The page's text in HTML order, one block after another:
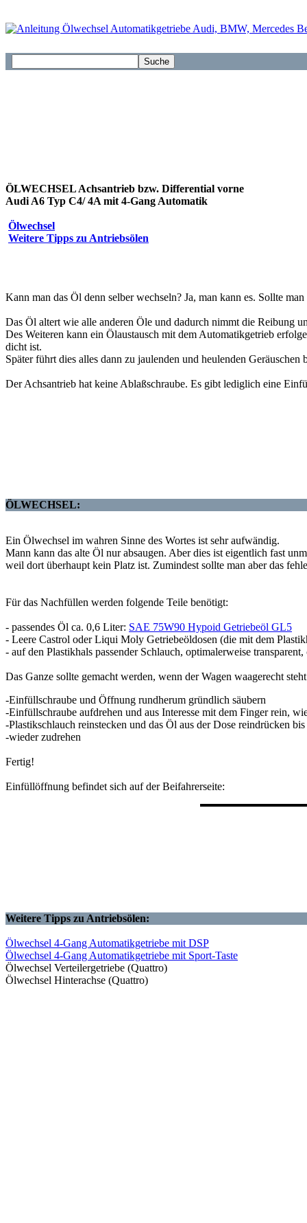
ÖLWECHSEL Achsantrieb bzw. Differential vorne
Audi A6 Typ C4/ 4A mit 4-Gang Automatik
Ölwechsel
Weitere Tipps zu Antriebsölen
Kann man das Öl denn selber wechseln? Ja, man kann es. Sollte man
Das Öl altert wie alle anderen Öle und dadurch nimmt die Reibung
Des Weiteren kann ein Ölaustausch mit dem Automatikgetrieb
dicht ist.
Später führt dies alles dann zu jaulenden und heulenden Geräuschen
Der Achsantrieb hat keine Ablaßschraube. Es gibt lediglich eine
ÖLWECHSEL:
Ein Ölwechsel im wahren Sinne des Wortes ist sehr aufwändig.
Mann kann das alte Öl nur absaugen. Aber dies ist eigentlich fast
weil dort überhaupt kein Platz ist. Zumindest sollte man aber das
Für das Nachfüllen werden folgende Teile benötigt:
- passendes Öl ca. 0,6 Liter: SAE 75W90 Hypoid Getriebeöl GL5
- Leere Castrol oder Liqui Moly Getriebeöldosen (die mit dem
- auf den Plastikhals passender Schlauch, optimalerweise
Das Ganze sollte gemacht werden, wenn der Wagen waagerecht
-Einfüllschraube und Öffnung rundherum gründlich säubern
-Einfüllschraube aufdrehen und aus Interesse mit dem Finger rein,
-Plastikschlauch reinstecken und das Öl aus der Dose reindrücken bis
-wieder zudrehen
Fertig!
Einfüllöffnung befindet sich auf der Beifahrerseite:
Weitere Tipps zu Antriebsölen:
Ölwechsel 4-Gang Automatikgetriebe mit DSP
Ölwechsel 4-Gang Automatikgetriebe mit Sport-Taste
Ölwechsel Verteilergetriebe (Quattro)
Ölwechsel Hinterachse (Quattro)